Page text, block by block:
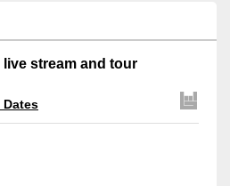
stream and tour
Dates